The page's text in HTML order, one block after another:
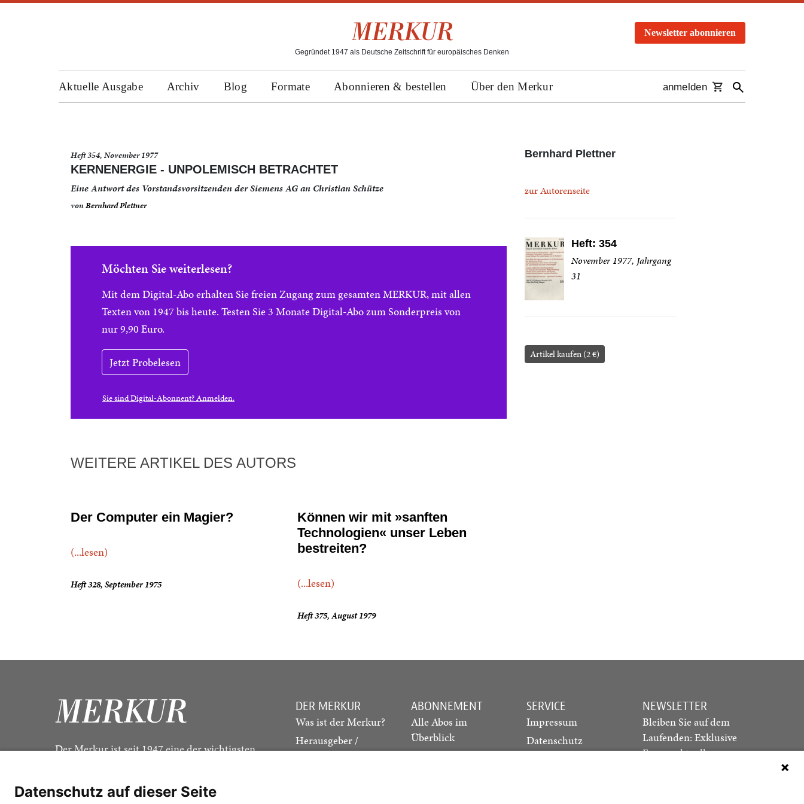
Gegründet 1947 als Deutsche Zeitschrift für europäisches Denken
Newsletter abonnieren
Aktuelle Ausgabe Archiv Blog Formate Abonnieren & bestellen Über den Merkur anmelden
Heft 354, November 1977
KERNENERGIE - UNPOLEMISCH BETRACHTET
Eine Antwort des Vorstandsvorsitzenden der Siemens AG an Christian Schütze
vonBernhard Plettner
Möchten Sie weiterlesen?
Mit dem Digital-Abo erhalten Sie freien Zugang zum gesamten MERKUR, mit allen
Texten von 1947 bis heute. Testen Sie 3 Monate Digital-Abo zum Sonderpreis von
nur 9,90 Euro.
Jetzt Probelesen
Sie sind Digital-Abonnent? Anmelden.
Bernhard Plettner
zur Autorenseite
Heft: 354
November 1977, Jahrgang
31
Artikel kaufen (2 €)
WEITERE ARTIKEL DES AUTORS
Der Computer ein Magier?
(...lesen)
Heft 328, September 1975
Können wir mit »sanften
Technologien« unser Leben
bestreiten?
(...lesen)
Heft 375, August 1979
Der Merkur ist seit 1947 eine der wichtigsten
DER MERKUR
Was ist der Merkur?
Herausgeber /
Redaktion
ABONNEMENT
Alle Abos im
Überblick
Print-Abo
SERVICE
Impressum
Datenschutz
NEWSLETTER
Bleiben Sie auf dem
Laufenden: Exklusive
Essays, aktuelle
Datenschutz auf dieser Seite